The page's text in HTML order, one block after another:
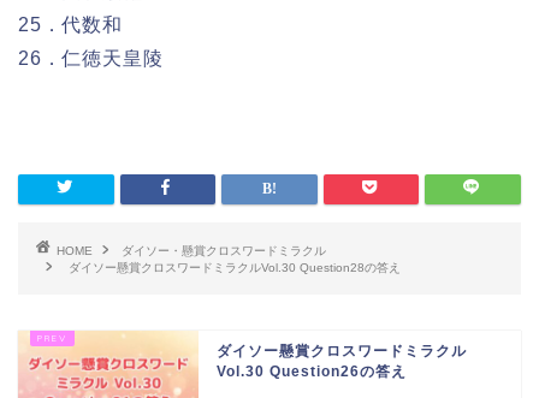
25．代数和
26．仁徳天皇陵
HOME
ダイソー・懸賞クロスワードミラクル
ダイソー懸賞クロスワードミラクルVol.30 Question28の答え
ダイソー懸賞クロスワードミラクル
Vol.30 Question26の答え